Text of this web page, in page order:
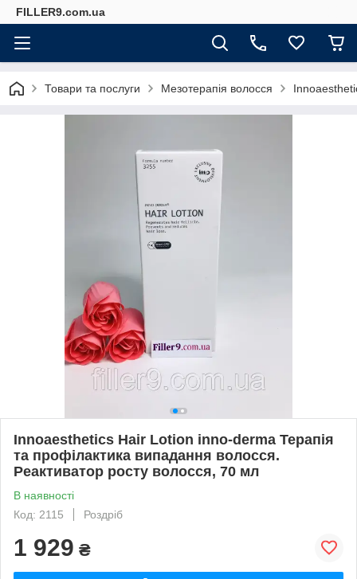
FILLER9.com.ua
Товари та послуги Мезотерапія волосся
Innoaesthetics Hair Lotion inno-derma Терапія
та профілактика випадання волосся.
Реактиватор росту волосся, 70 мл
В наявності
Код: 2115
Роздріб
1 929 ₴